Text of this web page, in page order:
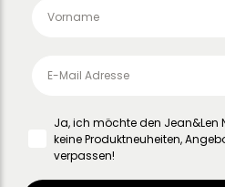
Ja, ich möchte den Jean&Len
keine Produktneuheiten,
verpassen!